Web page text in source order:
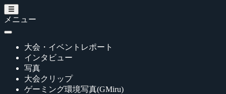
メニュー
大会・イベントレポート
インタビュー
写真
大会クリップ
ゲーミング環境写真(GMiru)